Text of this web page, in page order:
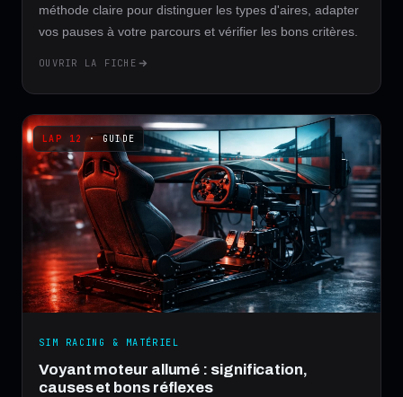
méthode claire pour distinguer les types d'aires, adapter
vos pauses à votre parcours et vérifier les bons critères.
OUVRIR LA FICHE
· GUIDE
SIM RACING & MATÉRIEL
Voyant moteur allumé : signification,
causes et bons réflexes